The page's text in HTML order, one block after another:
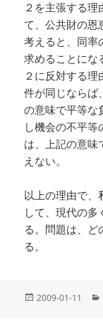
２を主張する
て、公共財の恩
考えると、同率
求めることにな
２に反対する
件が同じならば
の意味で平等な
し機会の不平
は、上記の意味
えない。
以上の理由で、
して、現代の
る。問題は、ど
る。
投
2009-01-11